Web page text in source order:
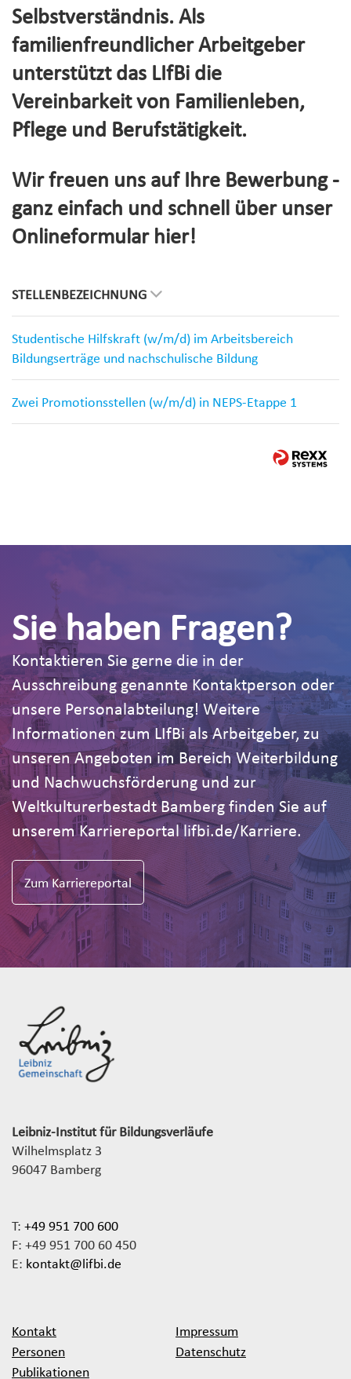
Selbstverständnis. Als
familienfreundlicher Arbeitgeber
unterstützt das LIfBi die
Vereinbarkeit von Familienleben,
Pflege und Berufstätigkeit.
Wir freuen uns auf Ihre Bewerbung -
ganz einfach und schnell über unser
Onlineformular hier!
STELLENBEZEICHNUNG
Studentische Hilfskraft (w/m/d) im Arbeitsbereich
Bildungserträge und nachschulische Bildung
Zwei Promotionsstellen (w/m/d) in NEPS-Etappe 1
Sie haben Fragen?
Kontaktieren Sie gerne die in der
Ausschreibung genannte Kontaktperson oder
unsere Personalabteilung! Weitere
Informationen zum LIfBi als Arbeitgeber, zu
unseren Angeboten im Bereich Weiterbildung
und Nachwuchsförderung und zur
Weltkulturerbestadt Bamberg finden Sie auf
unserem Karriereportal lifbi.de/Karriere.
Zum Karriereportal
Leibniz-Institut für Bildungsverläufe
Wilhelmsplatz 3
96047 Bamberg
T: +49 951 700 600
F: +49 951 700 60 450
E: kontakt@lifbi.de
Kontakt
Personen
Publikationen
Impressum
Datenschutz